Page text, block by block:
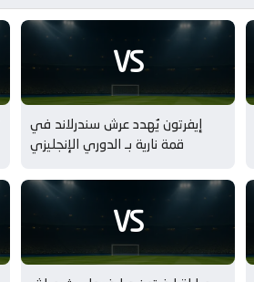
VS
إيفرتون يُهدد عرش سندرلاند في
قمة نارية بـ الدوري الإنجليزي
VS